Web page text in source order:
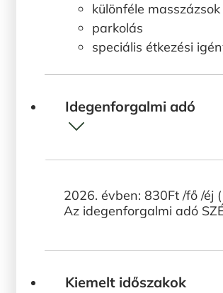
különféle masszázsok
parkolás
speciális étkezési
Idegenforgalmi adó
2026. évben: 830Ft /fő /éj
Az idegenforgalmi adó
Kiemelt időszakok